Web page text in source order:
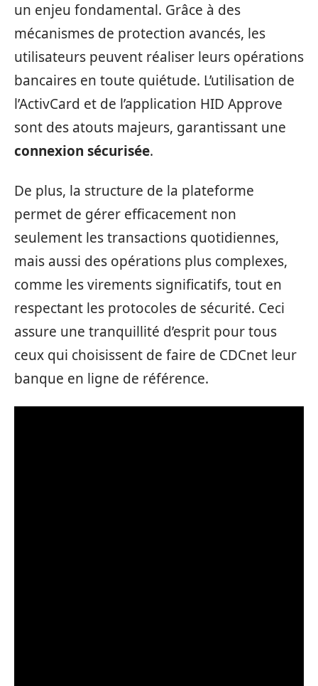
un enjeu fondamental. Grâce à des
mécanismes de protection avancés, les
utilisateurs peuvent réaliser leurs opérations
bancaires en toute quiétude. L’utilisation de
l’ActivCard et de l’application HID Approve
sont des atouts majeurs, garantissant une
connexion sécurisée.
De plus, la structure de la plateforme
permet de gérer efficacement non
seulement les transactions quotidiennes,
mais aussi des opérations plus complexes,
comme les virements significatifs, tout en
respectant les protocoles de sécurité. Ceci
assure une tranquillité d’esprit pour tous
ceux qui choisissent de faire de CDCnet leur
banque en ligne de référence.